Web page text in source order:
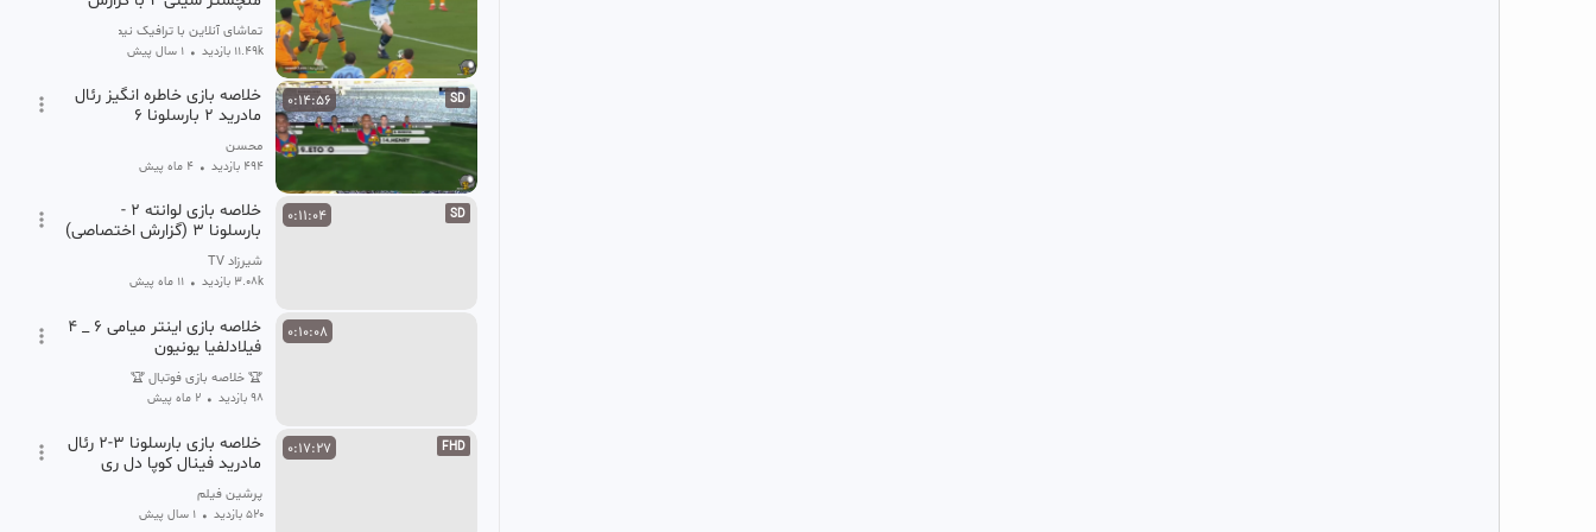
عباس قانع
تماشای آنلاین با ترافیک نیم بها
11.49k بازدید • 1 سال پیش
SD
0:14:56
خلاصه بازی خاطره انگیز رئال
مادرید ۲ بارسلونا ۶
محسن
494 بازدید • 4 ماه پیش
SD
0:11:04
خلاصه بازی لوانته 2 -
بارسلونا 3 (گزارش اختصاصی)
شیرزاد TV
3.08k بازدید • 11 ماه پیش
0:10:08
خلاصه بازی اینتر میامی 6 _ 4
فیلادلفیا یونیون
🏆 خلاصه بازی فوتبال 🏆
98 بازدید • 2 ماه پیش
FHD
0:17:27
خلاصه بازی بارسلونا ۳-۲ رئال
مادرید فینال کوپا دل ری
۲۰۲۴-۲۰۲۵
پرشین فیلم
520 بازدید • 1 سال پیش